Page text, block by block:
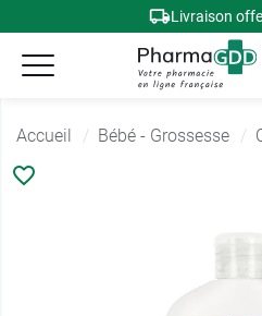
Livraison
Accueil Bébé - Grossesse